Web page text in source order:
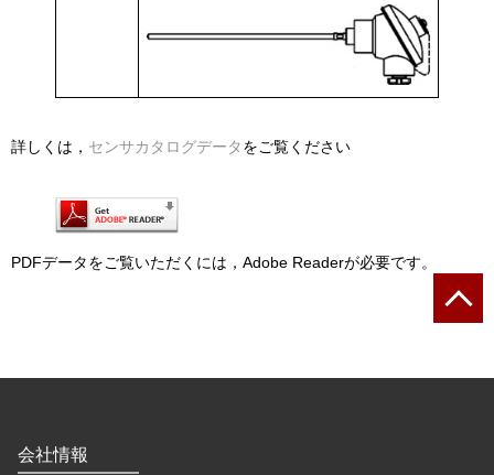
詳しくは， センサカタログデータをご覧ください
PDFデータをご覧いただくには，Adobe Readerが必要です。
会社情報